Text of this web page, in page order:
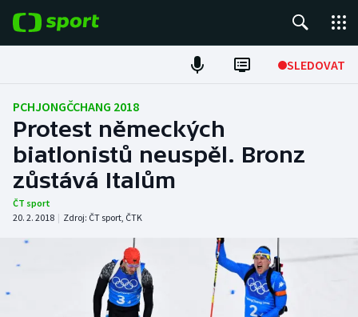
SLEDOVAT
Fotbal
Hokej
Tenis
Atletika
DALŠÍ SPORTY
PCHJONGČCHANG 2018
Protest německých
biatlonistů neuspěl. Bronz
zůstává Italům
ČT sport
20. 2. 2018 | Zdroj: ČT sport, ČTK